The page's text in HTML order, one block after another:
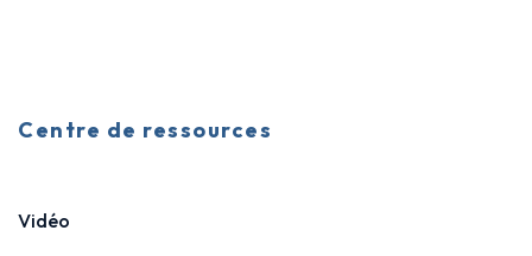
Centre de ressources
Vidéo